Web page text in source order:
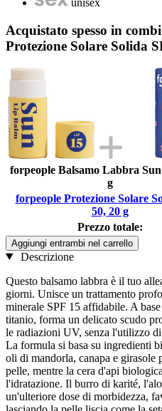
unisex
Acquistato spesso in
Protezione Solare Solida
forpeople Balsamo Labbra Sun
g
forpeople Protezione Solare
50, 20 g
Prezzo totale:
Aggiungi entrambi nel carrello
Descrizione
Questo balsamo labbra è il tuo
giorni. Unisce un trattamento
minerale SPF 15 affidabile. A
titanio, forma un delicato scudo
le radiazioni UV, senza l'utilizzo
La formula si basa su ingredienti
oli di mandorla, canapa e girasole
pelle, mentre la cera d'api
l'idratazione. Il burro di karité,
un'ulteriore dose di morbidezza,